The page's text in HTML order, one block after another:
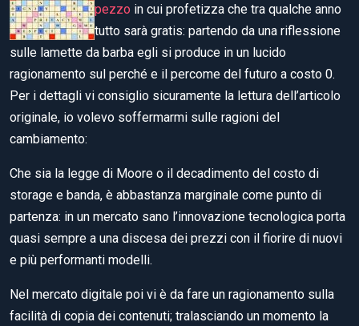
pezzo in cui profetizza che tra qualche anno
tutto sarà gratis: partendo da una riflessione
sulle lamette da barba egli si produce in un lucido
ragionamento sul perché e il percome del futuro a costo 0.
Per i dettagli vi consiglio sicuramente la lettura dell’articolo
originale, io volevo soffermarmi sulle ragioni del
cambiamento:
Che sia la legge di Moore o il decadimento del costo di
storage e banda, è abbastanza marginale come punto di
partenza: in un mercato sano l’innovazione tecnologica porta
quasi sempre a una discesa dei prezzi con il fiorire di nuovi
e più performanti modelli.
Nel mercato digitale poi vi è da fare un ragionamento sulla
facilità di copia dei contenuti; tralasciando un momento la